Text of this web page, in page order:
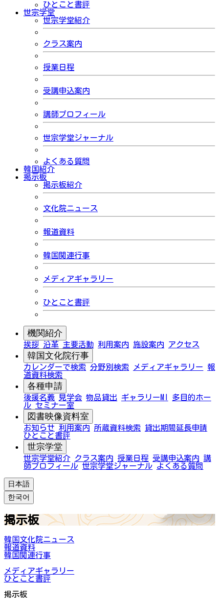
ひとこと書評
世宗学堂
世宗学堂紹介
クラス案内
授業日程
受講申込案内
講師プロフィール
世宗学堂ジャーナル
よくある質問
韓国紹介
掲示板
掲示板紹介
文化院ニュース
報道資料
韓国関連行事
メディアギャラリー
ひとこと書評
機関紹介
挨拶 沿革 主要活動 利用案内 施設案内 アクセス
韓国文化院行事
カレンダーで検索 分野別検索 メディアギャラリー 報
道資料検索
各種申請
後援名義 見学会 物品貸出 ギャラリーMI
多目的ホー
ル セミナー室
図書映像資料室
お知らせ 利用案内 所蔵資料検索
貸出期間延長申請
ひとこと書評
世宗学堂
世宗学堂紹介 クラス案内 授業日程 受講申込案内 講
師プロフィール 世宗学堂ジャーナル よくある質問
日本語
한국어
掲示板
韓国文化院ニュース
報道資料
韓国関連行事
メディアギャラリー
ひとこと書評
掲示板